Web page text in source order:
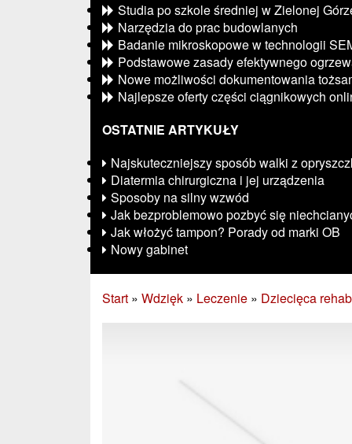
Studia po szkole średniej w Zielonej
Narzędzia do prac budowlanych
Badanie mikroskopowe w technologii
Podstawowe zasady efektywnego
Nowe możliwości dokumentowania
Najlepsze oferty części ciągnikowych
OSTATNIE ARTYKUŁY
Najskuteczniejszy sposób walki z
Diatermia chirurgiczna i jej urządzenia
Sposoby na silny wzwód
Jak bezproblemowo pozbyć się
Jak włożyć tampon? Porady od marki OB
Nowy gabinet
Start » Wdzięk » Leczenie » Dziecięca